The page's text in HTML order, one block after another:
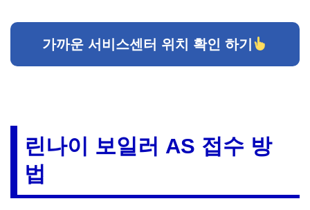
가까운 서비스센터 위치 확인 하기
린나이 보일러 AS 접수 방
법